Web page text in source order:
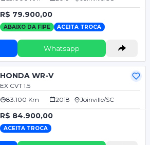
R$ 79.900,00
ABAIXO DA FIPE ACEITA TROCA
Whatsapp
HONDA WR-V
EX CVT 1.5
83.100 Km
2018 Joinville/SC
R$ 84.900,00
ACEITA TROCA